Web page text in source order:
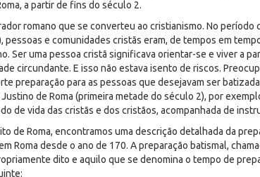
a partir de fins do século 2.
romano que se converteu ao cristianismo. No período
pessoas e comunidades cristãs eram, de tempos em
Ser uma pessoa cristã significava orientar-se e viver a
circundante. E isso não estava isento de riscos.
preparação para as pessoas que desejavam ser
de Roma (primeira metade do século 2), por
de vida das cristãs e dos cristãos, acompanhada de
de Roma, encontramos uma descrição detalhada da
Roma desde o ano de 170. A preparação batismal,
dito e aquilo que se denomina o tempo de